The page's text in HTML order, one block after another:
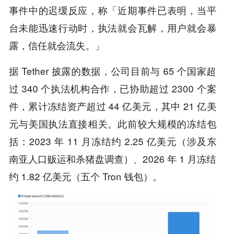
事件中的迟缓反应，称「近期事件已表明，当平
台未能迅速行动时，执法就会瓦解，用户就会暴
露，信任就会流失。」
据 Tether 披露的数据，公司目前与 65 个国家超
过 340 个执法机构合作，已协助超过 2300 个案
件，累计冻结资产超过 44 亿美元，其中 21 亿美
元与美国执法直接相关。此前较大规模的冻结包
括：2023 年 11 月冻结约 2.25 亿美元（涉及东
南亚人口贩运和杀猪盘调查）、2026 年 1 月冻结
约 1.82 亿美元（五个 Tron 钱包）。